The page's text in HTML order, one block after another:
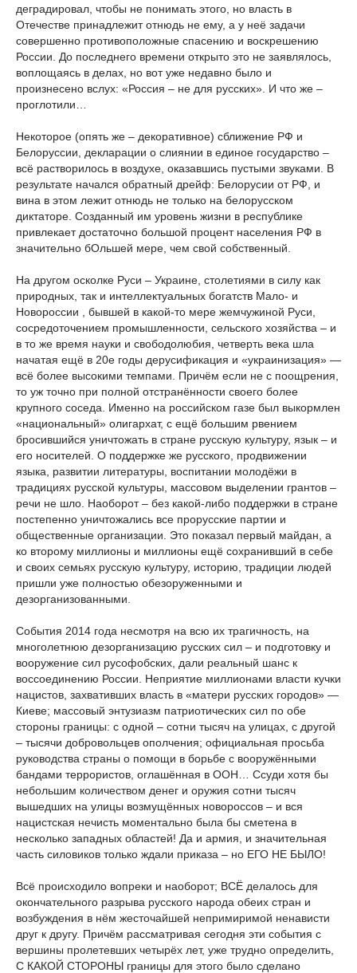
деградировал, чтобы не понимать этого, но власть в
Отечестве принадлежит отнюдь не ему, а у неё задачи
совершенно противоположные спасению и воскрешению
России. До последнего времени открыто это не заявлялось,
воплощаясь в делах, но вот уже недавно было и
произнесено вслух: «Россия – не для русских». И что же –
проглотили…
Некоторое (опять же – декоративное) сближение РФ и
Белоруссии, декларации о слиянии в единое государство –
всё растворилось в воздухе, оказавшись пустыми звуками. В
результате начался обратный дрейф: Белорусии от РФ, и
вина в этом лежит отнюдь не только на белорусском
диктаторе. Созданный им уровень жизни в республике
привлекает достаточно большой процент населения РФ в
значительно бОльшей мере, чем свой собственный.
На другом осколке Руси – Украине, столетиями в силу как
природных, так и интеллектуальных богатств Мало- и
Новороссии , бывшей в какой-то мере жемчужиной Руси,
сосредоточением промышленности, сельского хозяйства – и
в то же время науки и свободолюбия, четверть века шла
начатая ещё в 20е годы дерусификация и «украинизация» —
всё более высокими темпами. Причём если не с поощрения,
то уж точно при полной отстранённости своего более
крупного соседа. Именно на российском газе был выкормлен
«национальный» олигархат, с ещё большим рвением
бросившийся уничтожать в стране русскую культуру, язык – и
его носителей. О поддержке же русского, продвижении
языка, развитии литературы, воспитании молодёжи в
традициях русской культуры, массовом выделении грантов –
речи не шло. Наоборот – без какой-либо поддержки в стране
постепенно уничтожались все прорусские партии и
общественные организации. Это показал первый майдан, а
ко второму миллионы и миллионы ещё сохранивший в себе
и своих семьях русскую культуру, историю, традиции людей
пришли уже полностью обезоруженными и
дезорганизованными.
События 2014 года несмотря на всю их трагичность, на
многолетнюю дезорганизацию русских сил – и подготовку и
вооружение сил русофобских, дали реальный шанс к
воссоединению России. Неприятие миллионами власти кучки
нацистов, захвативших власть в «матери русских городов» —
Киеве; массовый энтузиазм патриотических сил по обе
стороны границы: с одной – сотни тысяч на улицах, с другой
– тысячи добровольцев ополчения; официальная просьба
руководства страны о помощи в борьбе с вооружёнными
бандами террористов, оглашённая в ООН… Ссуди хотя бы
небольшим количеством денег и оружия сотни тысяч
вышедших на улицы возмущённых новороссов – и вся
нацистская нечисть моментально была бы сметена в
несколько западных областей! Да и армия, и значительная
часть силовиков только ждали приказа – но ЕГО НЕ БЫЛО!
Всё происходило вопреки и наоборот; ВСЁ делалось для
окончательного разрыва русского народа обеих стран и
возбуждения в нём жесточайшей непримиримой ненависти
друг к другу. Причём рассматривая сегодня эти события с
вершины пролетевших четырёх лет, уже трудно определить,
С КАКОЙ СТОРОНЫ границы для этого было сделано